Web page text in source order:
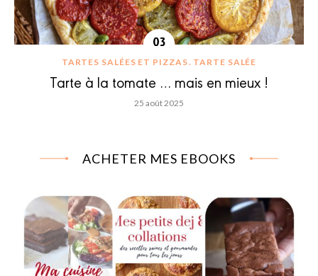
TARTES SALÉES ET PIZZAS TARTE SALÉE
Tarte à la tomate … mais en mieux !
25 août 2025
ACHETER MES EBOOKS